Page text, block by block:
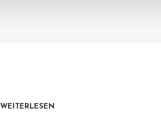
WEITERLESEN